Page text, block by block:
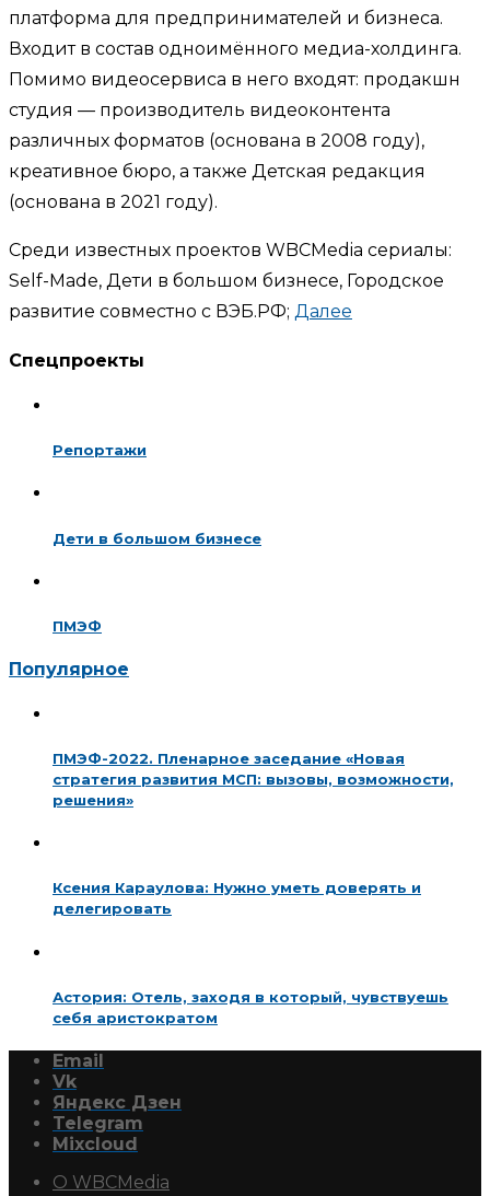
платформа для предпринимателей и бизнеса.
Входит в состав одноимённого медиа-холдинга.
Помимо видеосервиса в него входят: продакшн
студия — производитель видеоконтента
различных форматов (основана в 2008 году),
креативное бюро, а также Детская редакция
(основана в 2021 году).
Среди известных проектов WBCMedia сериалы:
Self-Made, Дети в большом бизнесе, Городское
развитие совместно с ВЭБ.РФ; Далее
Спецпроекты
Репортажи
Дети в большом бизнесе
ПМЭФ
Популярное
ПМЭФ-2022. Пленарное заседание «Новая
стратегия развития МСП: вызовы, возможности,
решения»
Ксения Караулова: Нужно уметь доверять и
делегировать
Астория: Отель, заходя в который, чувствуешь
себя аристократом
Email
Vk
Яндекс Дзен
Telegram
Mixcloud
О WBCMedia